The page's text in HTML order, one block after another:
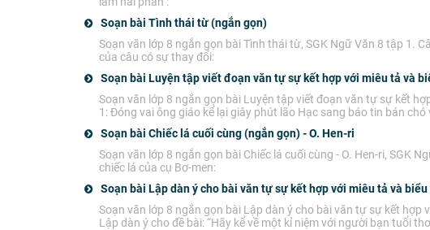
Soạn bài Tình thái từ (ngắn gọn)
Soạn văn lớp 8 ngắn gọn bài Tình thái từ, SGK Ngữ Văn 8 tập 1.
của câu có sự thay đổi:
Soạn bài Luyện tập viết đoạn văn tự sự kết hợp với miêu tả và
Soạn văn lớp 8 ngắn gọn bài Luyện tập viết đoạn văn tự sự kết
1: Đóng vai ông giáo kể lại giây phút lão Hạc sang báo tin bán
Soạn bài Chiếc lá cuối cùng (ngắn gọn) - O. Hen-ri
Soạn văn lớp 8 ngắn gọn bài Chiếc lá cuối cùng - O. Hen-ri, SGK
chiếc lá của cụ Bơ-men:
Soạn bài Lập dàn ý cho bài văn tự sự kết hợp với miêu tả và
Soạn văn lớp 8 ngắn gọn bài Lập dàn ý cho bài văn tự sự kết hợp
Lập dàn ý cho đề bài: “Hãy kể về một kỉ niệm với người bạn tuổi